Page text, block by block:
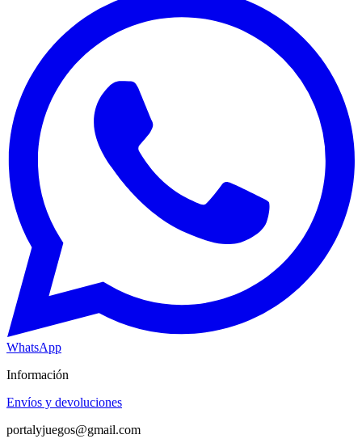
WhatsApp
Información
Envíos y devoluciones
portalyjuegos@gmail.com